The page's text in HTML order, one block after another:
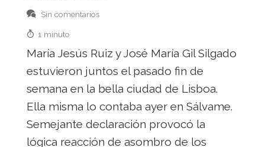
Sin comentarios
1 minuto
María Jesús Ruiz y José María Gil Silgado
estuvieron juntos el pasado fin de
semana en la bella ciudad de Lisboa.
Ella misma lo contaba ayer en Sálvame.
Semejante declaración provocó la
lógica reacción de asombro de los